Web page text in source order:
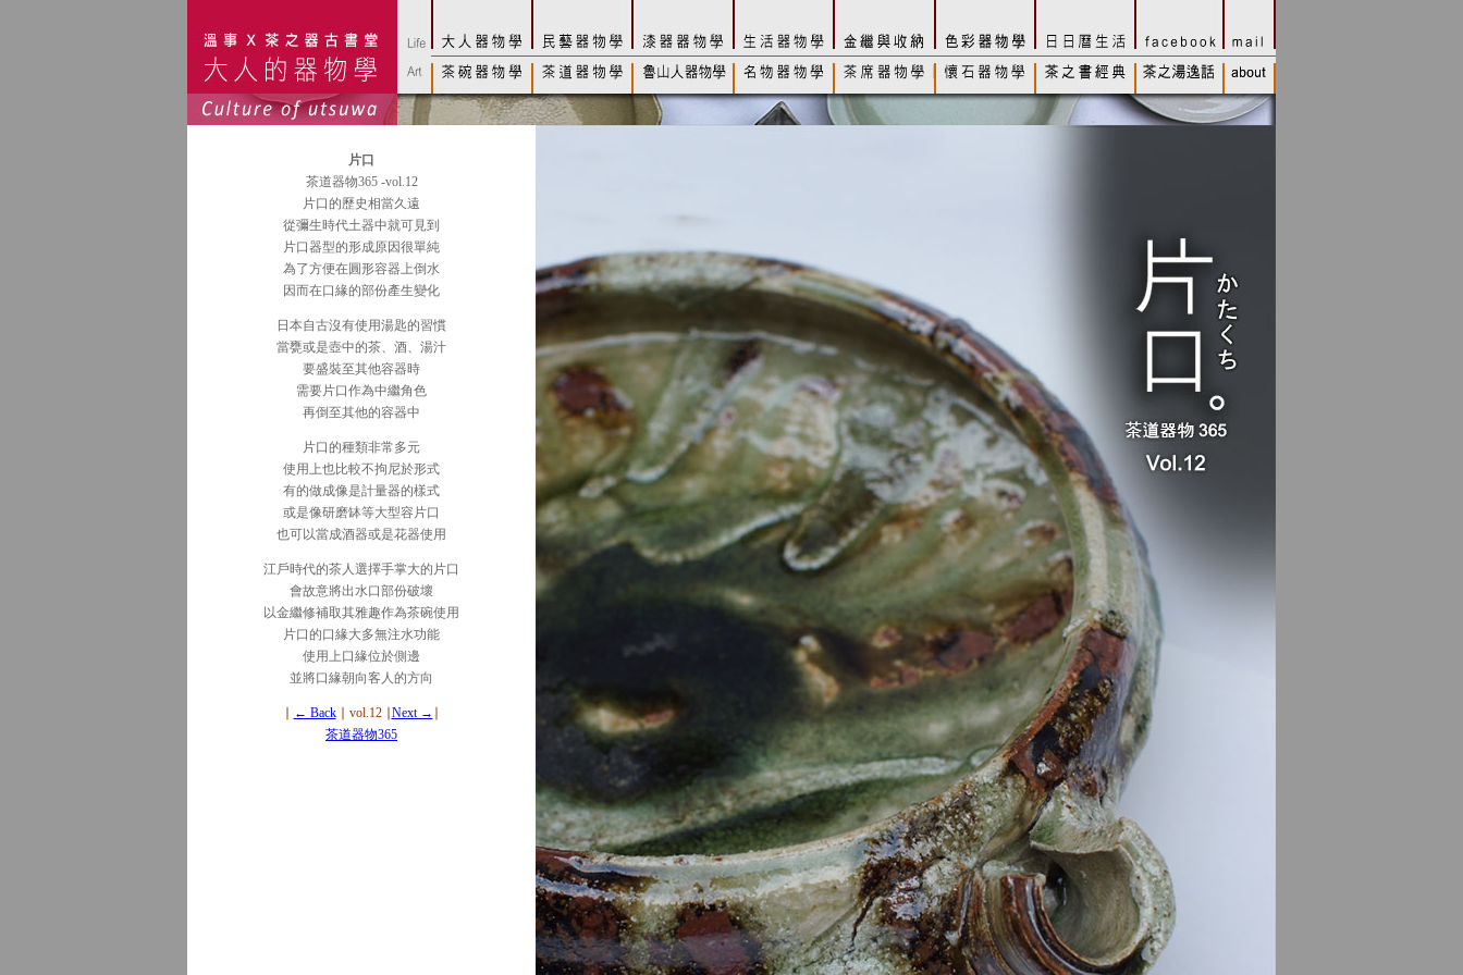
片口
茶道器物365 -vol.12
片口的歷史相當久遠
從彌生時代土器中就可見到
片口器型的形成原因很單純
為了方便在圓形容器上倒水
因而在口緣的部份產生變化
日本自古沒有使用湯匙的習慣
當甕或是壺中的茶、酒、湯汁
要盛裝至其他容器時
需要片口作為中繼角色
再倒至其他的容器中
片口的種類非常多元
使用上也比較不拘尼於形式
有的做成像是計量器的樣式
或是像研磨缽等大型容片口
也可以當成酒器或是花器使用
江戶時代的茶人選擇手掌大的片口
會故意將出水口部份破壞
以金繼修補取其雅趣作為茶碗使用
片口的口緣大多無注水功能
使用上口緣位於側邊
並將口緣朝向客人的方向
← Back∣ vol.12 ∣ Next →
茶道器物365